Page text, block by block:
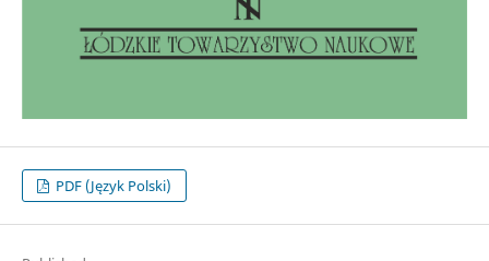
PDF (Język Polski)